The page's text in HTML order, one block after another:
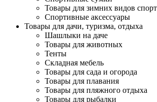
Товары для зимних видов
Спортивные аксессуары
Товары для дачи, туризма, отдыха
Шашлыки на даче
Товары для животных
Тенты
Складная мебель
Товары для сада и огорода
Товары для плавания
Товары для пляжного отдыха
Товары для рыбалки